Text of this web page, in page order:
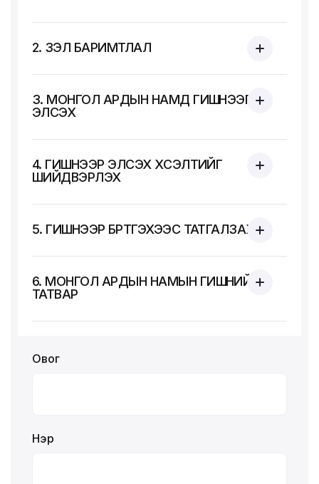
2. ҮЗЭЛ БАРИМТЛАЛ
3. МОНГОЛ АРДЫН НАМД ГИШҮҮНЭЭР
ЭЛСЭХ
4. ГИШҮҮНЭЭР ЭЛСЭХ ХҮСЭЛТИЙГ
ШИЙДВЭРЛЭХ
5. ГИШҮҮНЭЭР БҮРТГЭХЭЭС ТАТГАЛЗАХ
6. МОНГОЛ АРДЫН НАМЫН ГИШҮҮНИЙ
ТАТВАР
Овог
Нэр